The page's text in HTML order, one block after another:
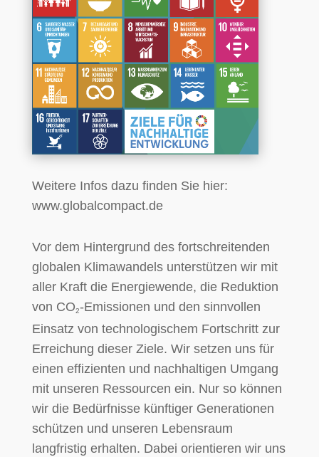
Weitere Infos dazu finden Sie hier:
www.globalcompact.de
Vor dem Hintergrund des fortschreitenden
globalen Klimawandels unterstützen wir mit
aller Kraft die Energiewende, die Reduktion
von CO2-Emissionen und den sinnvollen
Einsatz von technologischem Fortschritt zur
Erreichung dieser Ziele. Wir setzen uns für
einen effizienten und nachhaltigen Umgang
mit unseren Ressourcen ein. Nur so können
wir die Bedürfnisse künftiger Generationen
schützen und unseren Lebensraum
langfristig erhalten. Dabei orientieren wir uns